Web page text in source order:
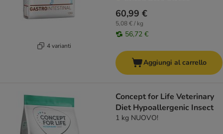
4 varianti
60,99 €
5,08 € / kg
56,72 €
Aggiungi al carrello
Concept for Life Veterinary
Diet Hypoallergenic Insect
1 kg NUOVO!